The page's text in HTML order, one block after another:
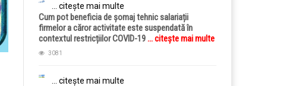
... citește mai multe
Cum pot beneficia de șomaj tehnic salariații
firmelor a căror activitate este suspendată în
contextul restricțiilor COVID-19... citește mai multe
3081
... citește mai multe